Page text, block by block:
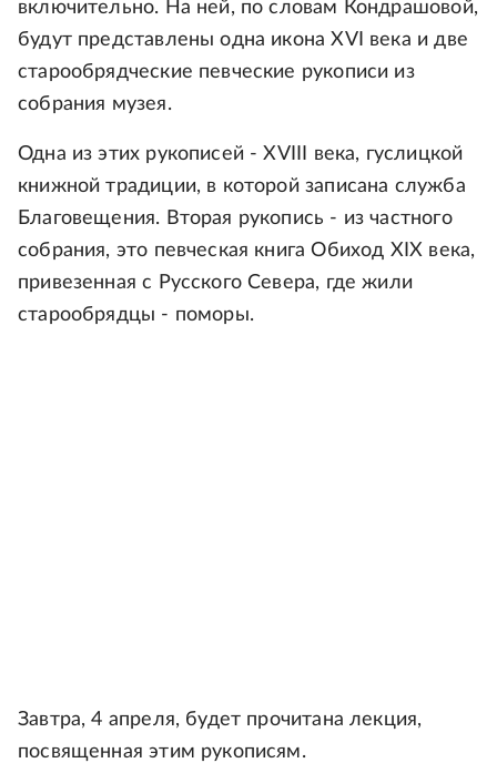
включительно. На ней, по словам Кондрашовой,
будут представлены одна икона XVI века и две
старообрядческие певческие рукописи из
собрания музея.
Одна из этих рукописей - XVIII века, гуслицкой
книжной традиции, в которой записана служба
Благовещения. Вторая рукопись - из частного
собрания, это певческая книга Обиход XIX века,
привезенная с Русского Севера, где жили
старообрядцы - поморы.
Завтра, 4 апреля, будет прочитана лекция,
посвященная этим рукописям.